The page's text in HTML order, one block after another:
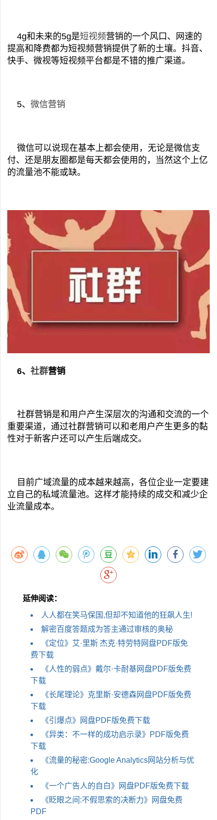
4g和未来的5g是短视频营销的一个风口、网速的
提高和降费都为短视频营销提供了新的土壤。抖音、
快手、微视等短视频平台都是不错的推广渠道。
5、 微信营销
微信可以说现在基本上都会使用，无论是微信支
付、还是朋友圈都是每天都会使用的，当然这个上亿
的流量池不能或缺。
6、 社群营销
社群营销是和用户产生深层次的沟通和交流的一个
重要渠道，通过社群营销可以和老用户产生更多的黏
性对于新客户还可以产生后端成交。
目前广域流量的成本越来越高，各位企业一定要建
立自己的私域流量池。这样才能持续的成交和减少企
业流量成本。
延伸阅读：
人人都在笑马保国,但却不知道他的狂飙人生!
解密百度答题成为答主通过审核的奥秘
《定位》艾·里斯 杰克·特劳特网盘PDF版免
费下载
《人性的弱点》戴尔·卡耐基网盘PDF版免费
下载
《长尾理论》克里斯·安德森网盘PDF版免费
下载
《引爆点》网盘PDF版免费下载
《异类：不一样的成功启示录》PDF版免费
下载
《流量的秘密:Google Analytics网站分析与优
化
《一个广告人的自白》网盘PDF版免费下载
《眨眼之间:不假思索的决断力》网盘免费
PDF